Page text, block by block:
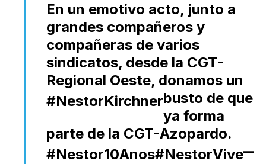
En un emotivo acto, junto a
grandes compañeros y
compañeras de varios
sindicatos, desde la CGT-
Regional Oeste, donamos un
busto de
#NestorKirchner
que
ya forma
parte de la CGT-Azopardo.
#Nestor10Anos#NestorVive—